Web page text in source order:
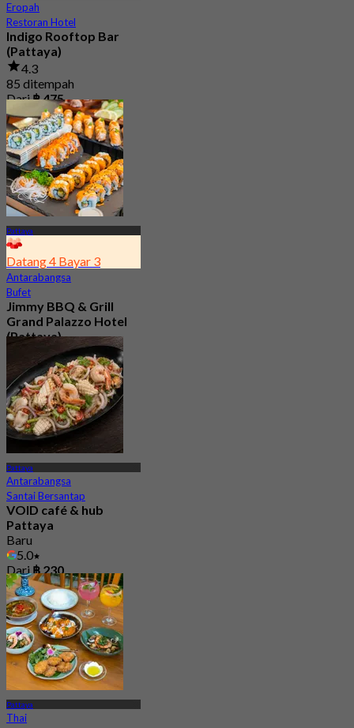
Eropah
Restoran Hotel
Indigo Rooftop Bar
(Pattaya)
4.3
85 ditempah
Dari฿ 475
Pattaya
Datang 4 Bayar 3
Antarabangsa
Bufet
Jimmy BBQ & Grill
Grand Palazzo Hotel
(Pattaya)
308 ditempah
Dari฿ 599.25
Pattaya
Antarabangsa
Santai Bersantap
VOID café & hub
Pattaya
Baru
5.0
Dari฿ 230
Pattaya
Thai